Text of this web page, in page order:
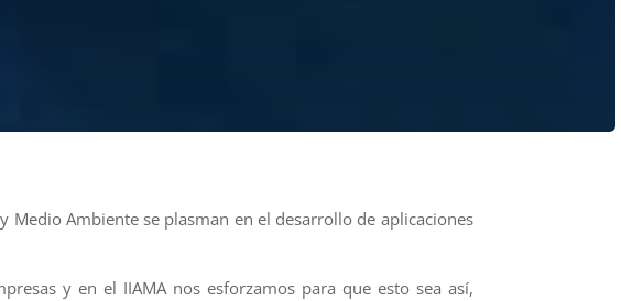
Ambiente se plasman en el desarrollo de aplicaciones
y en el IIAMA nos esforzamos para que esto sea así,